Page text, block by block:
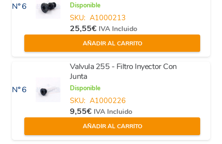
Nº 6 Disponible
SKU: A1000213
25,55€ IVA Incluido
AÑADIR AL CARRITO
Nº 6
Valvula 255 - Filtro Inyector Con
Junta
Disponible
SKU: A1000226
9,55€ IVA Incluido
AÑADIR AL CARRITO